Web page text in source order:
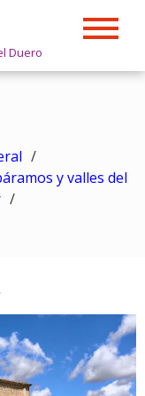
Duero
y valles del